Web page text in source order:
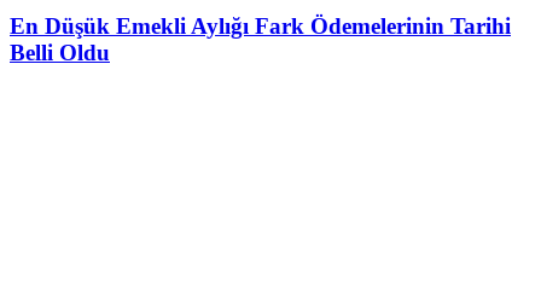
En Düşük Emekli Aylığı Fark Ödemelerinin Tarihi
Belli Oldu